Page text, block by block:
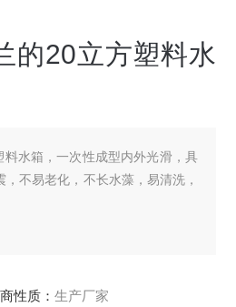
的20立方塑料水
水箱，一次性成型内外光滑，具
不易老化，不长水藻，易清洗，
性质： 生产厂家